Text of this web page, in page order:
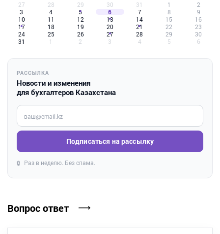
27 28 29 30 31 1
2
3
4 5 6 7 8
9
10
11 12 13 14 15
16
17
18 19 20 21 22
23
24
25 26 27 28 29
30
31
1 2 3 4 5 6
РАССЫЛКА
Новости и изменения
для бухгалтеров Казахстана
Введите ваш e-mail
Подписаться на рассылку
🔒 Раз в неделю. Без спама.
Вопрос ответ